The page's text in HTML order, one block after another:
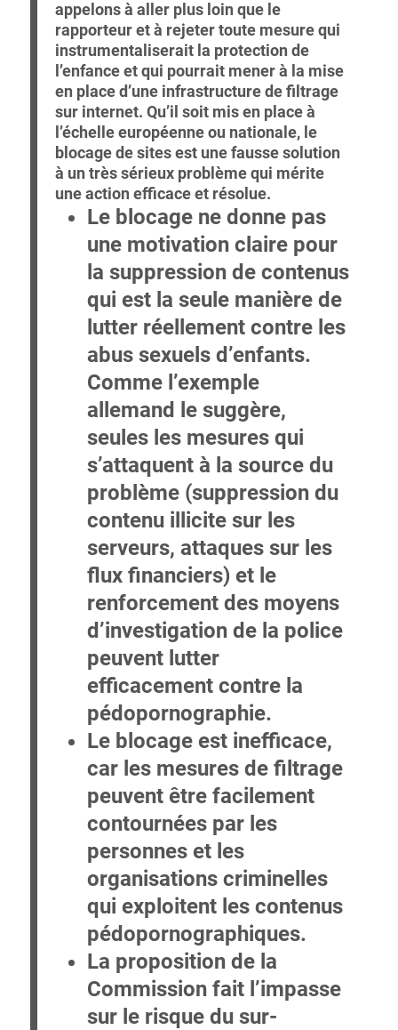
appelons à aller plus loin que le
rapporteur et à rejeter toute mesure qui
instrumentaliserait la protection de
l’enfance et qui pourrait mener à la mise
en place d’une infrastructure de filtrage
sur internet. Qu’il soit mis en place à
l’échelle européenne ou nationale, le
blocage de sites est une fausse solution
à un très sérieux problème qui mérite
une action efficace et résolue.
Le blocage ne donne pas
une motivation claire pour
la suppression de contenus
qui est la seule manière de
lutter réellement contre les
abus sexuels d’enfants.
Comme l’exemple
allemand le suggère,
seules les mesures qui
s’attaquent à la source du
problème (suppression du
contenu illicite sur les
serveurs, attaques sur les
flux financiers) et le
renforcement des moyens
d’investigation de la police
peuvent lutter
efficacement contre la
pédopornographie.
Le blocage est inefficace,
car les mesures de filtrage
peuvent être facilement
contournéespar les
personnes et les
organisations criminelles
qui exploitent les contenus
pédopornographiques.
La proposition de la
Commission fait l’impasse
sur le risque du sur-